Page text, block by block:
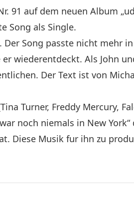
91 auf dem neuen Album
Song als Single.
Der Song passte nicht mehr
wiederentdeckt. Als John
Der Text ist von
Turner, Freddy Mercury,
noch niemals in New York“
Diese Musik fur ihn zu